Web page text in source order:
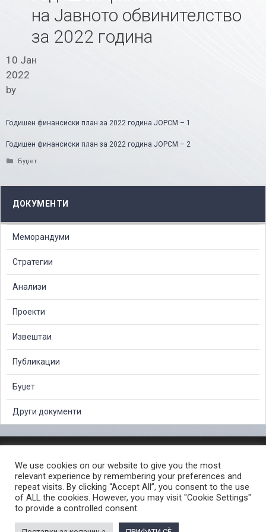
на Јавното обвинителство
за 2022 година
10 Јан
2022
by
Годишен финансиски план за 2022 година ЈОРСМ – 1
Годишен финансиски план за 2022 година ЈОРСМ – 2
Categories
Буџет
ДОКУМЕНТИ
Меморандуми
Стратегии
Анализи
Проекти
Извештаи
Публикации
Буџет
Други документи
СЛОБОДЕН ПРИСТАП ДО ИНФОРМАЦИИ ОД ЈАВЕН КАРАКТЕР
ПОСТАПКА ЗА ПРИЈАВА НА КРИВИЧНО ДЕЛО
КОРИСНИ ЛИНКОВИ
ПОЛИТИКА ЗА ПРИВАТНОСТ ВЕБ СТРАНИЦА
We use cookies on our website to give you the most
relevant experience by remembering your preferences and
repeat visits. By clicking “Accept All”, you consent to the use
of ALL the cookies. However, you may visit "Cookie Settings"
to provide a controlled consent.